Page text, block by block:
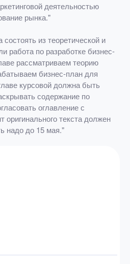
деятельностью
рынка."
из теоретической и
работа по разработке бизнес-
рассматриваем теорию
бизнес-план для
курсовой должна быть
содержание по
оглавление с
оригинального текста должен
надо до 15 мая."